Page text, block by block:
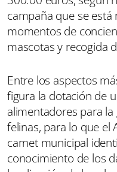
campaña que se está
momentos de
mascotas y recogida
Entre los aspectos
figura la dotación de
alimentadores para
felinas, para lo que el
carnet municipal
conocimiento de los